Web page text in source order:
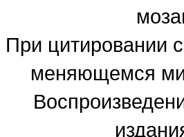
При цитировании
меняющемся